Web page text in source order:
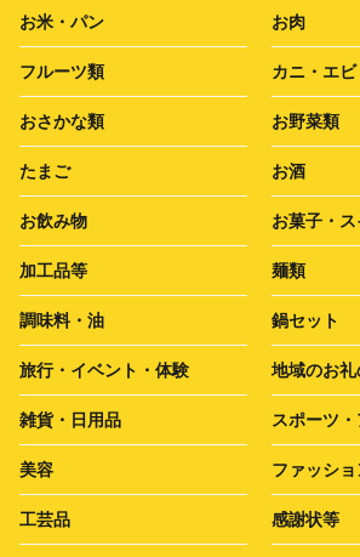
お米・パン お肉
フルーツ類 カニ・エビ
おさかな類 お野菜類
たまご お酒
お飲み物 お菓子・ス
加工品等 麺類
調味料・油 鍋セット
旅行・イベント・体験 地域のお礼
雑貨・日用品 スポーツ
美容 ファッショ
工芸品 感謝状等